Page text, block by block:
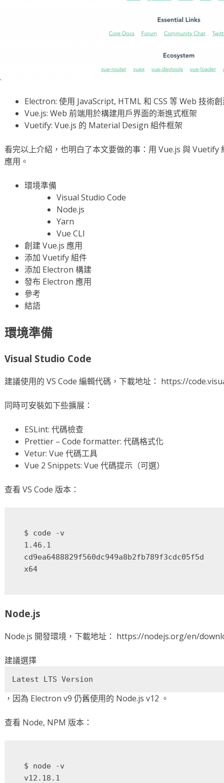
Electron: 使用 JavaScript, HTML 和 CSS 等 Web 技術
Vue.js: Web 前端用於構建用戶界面的漸進式框架
Vuetify: Vue.js 的 Material Design 組件框架
看完以上介紹，也明白了本文要做的事：用 Vue.js 與
應用。
環境準備
Visual Studio Code
Node.js
Yarn
Vue CLI
創建 Vue.js 應用
添加 Vuetify 組件
添加 Electron 構建
發布 Electron 應用
參考
結語
環境準備
Visual Studio Code
建議使用的 VS Code 編輯代碼，下載地址： https://
同時可安裝如下些擴展：
ESLint: 代碼檢查
Prettier – Code formatter: 代碼格式化
Vetur: Vue 代碼工具
Vue 2 Snippets: Vue 代碼提示（可選）
查看 VS Code 版本：
$ code -v
1.46.1
cd9ea6488829f560dc949a8b2fb789f3cdc05f5d
x64
Node.js
Node.js 開發環境，下載地址： https://nodejs.org/en/
建議選擇
Latest LTS Version
，因為 Electron v9 仍舊使用的 Node.js v12 。
查看 Node, NPM 版本：
$ node -v
v12.18.1